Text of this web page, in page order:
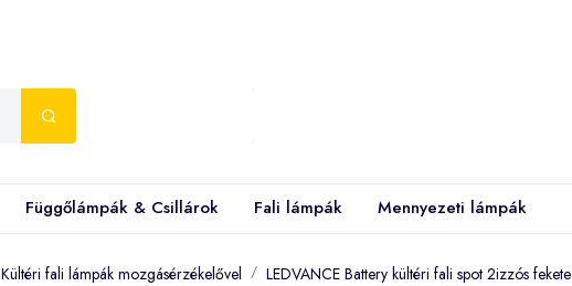
Függőlámpák & Csillárok Fali lámpák Mennyezeti lámpák
Kültéri fali lámpák mozgásérzékelővel LEDVANCE Battery kültéri fali spot 2izzós fekete